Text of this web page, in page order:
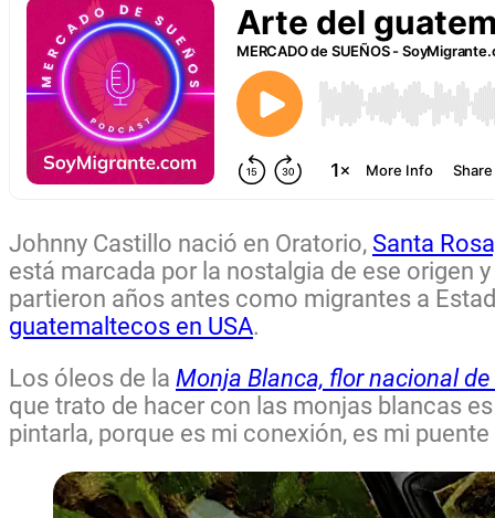
Johnny Castillo nació en Oratorio, Santa
está marcada por la nostalgia de ese origen
partieron años antes como migrantes a
guatemaltecos en USA.
Los óleos de la Monja Blanca, flor nacional
que trato de hacer con las monjas blancas
pintarla, porque es mi conexión, es mi